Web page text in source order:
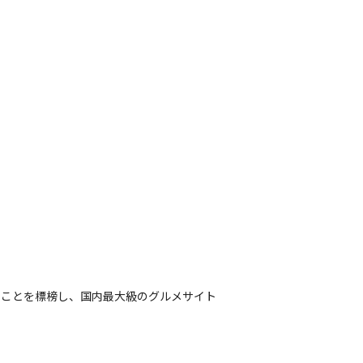
とを標榜し、国内最大級のグルメサイト